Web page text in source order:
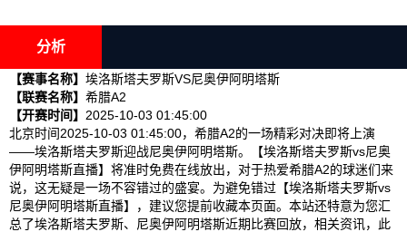
分析
【赛事名称】 埃洛斯塔夫罗斯VS尼奥伊阿明塔斯
【联赛名称】 希腊A2
【开赛时间】 2025-10-03 01:45:00
北京时间2025-10-03 01:45:00，希腊A2的一场精彩对决即将上演
——埃洛斯塔夫罗斯迎战尼奥伊阿明塔斯。【埃洛斯塔夫罗斯vs尼奥
伊阿明塔斯直播】将准时免费在线放出，对于热爱希腊A2的球迷们来
说，这无疑是一场不容错过的盛宴。为避免错过【埃洛斯塔夫罗斯vs
尼奥伊阿明塔斯直播】，建议您提前收藏本页面。本站还特意为您汇
总了埃洛斯塔夫罗斯、尼奥伊阿明塔斯近期比赛回放，相关资讯，此